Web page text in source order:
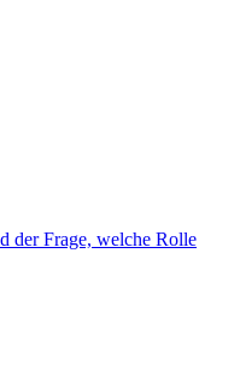
der Frage, welche Rolle